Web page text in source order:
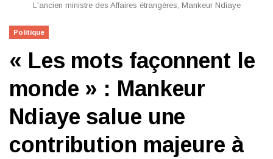
L'ancien ministre des Affaires étrangères, Mankeur Ndiaye
Politique
« Les mots façonnent le
monde » : Mankeur
Ndiaye salue une
contribution majeure à